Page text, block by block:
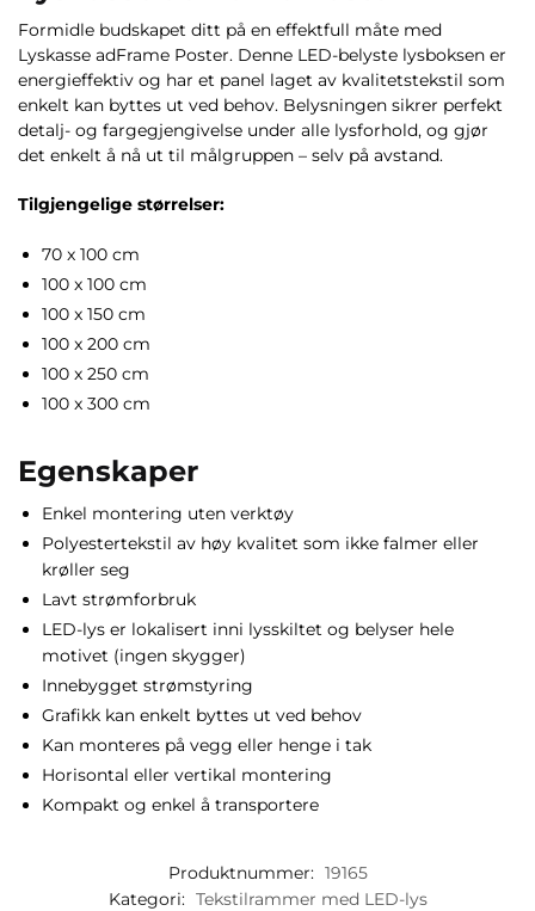
Formidle budskapet ditt på en effektfull måte med
Lyskasse adFrame Poster. Denne LED-belyste lysboksen er
energieffektiv og har et panel laget av kvalitetstekstil som
enkelt kan byttes ut ved behov. Belysningen sikrer perfekt
detalj- og fargegjengivelse under alle lysforhold, og gjør
det enkelt å nå ut til målgruppen – selv på avstand.
Tilgjengelige størrelser:
70 x 100 cm
100 x 100 cm
100 x 150 cm
100 x 200 cm
100 x 250 cm
100 x 300 cm
Egenskaper
Enkel montering uten verktøy
Polyestertekstil av høy kvalitet som ikke falmer eller
krøller seg
Lavt strømforbruk
LED-lys er lokalisert inni lysskiltet og belyser hele
motivet (ingen skygger)
Innebygget strømstyring
Grafikk kan enkelt byttes ut ved behov
Kan monteres på vegg eller henge i tak
Horisontal eller vertikal montering
Kompakt og enkel å transportere
Produktnummer: 19165
Kategori: Tekstilrammer med LED-lys